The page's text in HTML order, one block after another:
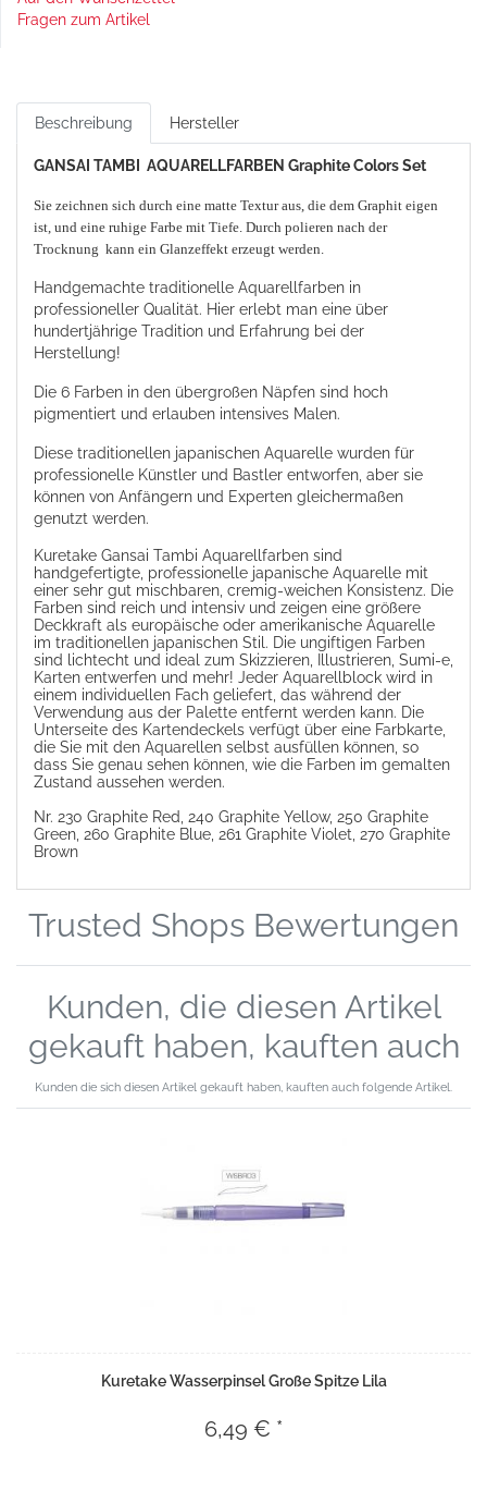
Fragen zum Artikel
Beschreibung Hersteller
GANSAI TAMBI AQUARELLFARBEN Graphite Colors Set
Sie zeichnen sich durch eine matte Textur aus, die dem Graphit eigen
ist, und eine ruhige Farbe mit Tiefe. Durch polieren nach der
Trocknung kann ein Glanzeffekt erzeugt werden.
Handgemachte traditionelle Aquarellfarben in
professioneller Qualität. Hier erlebt man eine über
hundertjährige Tradition und Erfahrung bei der
Herstellung!
Die 6 Farben in den übergroßen Näpfen sind hoch
pigmentiert und erlauben intensives Malen.
Diese traditionellen japanischen Aquarelle wurden für
professionelle Künstler und Bastler entworfen, aber sie
können von Anfängern und Experten gleichermaßen
genutzt werden.
Kuretake Gansai Tambi Aquarellfarben sind
handgefertigte, professionelle japanische Aquarelle mit
einer sehr gut mischbaren, cremig-weichen Konsistenz. Die
Farben sind reich und intensiv und zeigen eine größere
Deckkraft als europäische oder amerikanische Aquarelle
im traditionellen japanischen Stil. Die ungiftigen Farben
sind lichtecht und ideal zum Skizzieren, Illustrieren, Sumi-e,
Karten entwerfen und mehr! Jeder Aquarellblock wird in
einem individuellen Fach geliefert, das während der
Verwendung aus der Palette entfernt werden kann. Die
Unterseite des Kartendeckels verfügt über eine Farbkarte,
die Sie mit den Aquarellen selbst ausfüllen können, so
dass Sie genau sehen können, wie die Farben im gemalten
Zustand aussehen werden.
Nr. 230 Graphite Red, 240 Graphite Yellow, 250 Graphite
Green, 260 Graphite Blue, 261 Graphite Violet, 270 Graphite
Brown
Trusted Shops Bewertungen
Kunden, die diesen Artikel
gekauft haben, kauften auch
Kunden die sich diesen Artikel gekauft haben, kauften auch folgende Artikel.
Kuretake Wasserpinsel Große Spitze Lila
6,49 € *